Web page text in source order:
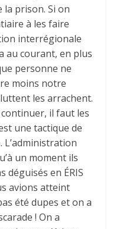
la prison. Si on
à les faire
interrégionale
au courant, en plus
personne ne
moins notre
les arrachent.
il faut les
une tactique de
L’administration
un moment ils
déguisés en ÉRIS
avions atteint
été dupes et on a
! On a